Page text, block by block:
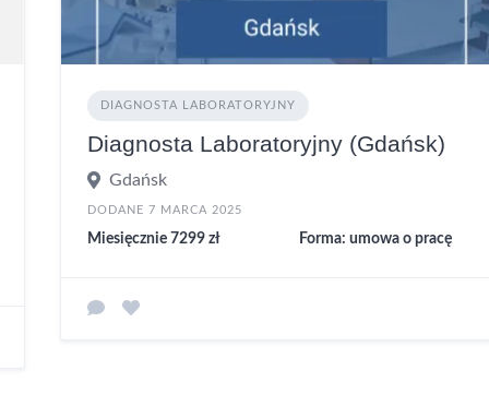
DIAGNOSTA LABORATORYJNY
Diagnosta Laboratoryjny (Gdańsk)
Gdańsk
DODANE 7 MARCA 2025
Miesięcznie 7299 zł Forma: umowa o pracę